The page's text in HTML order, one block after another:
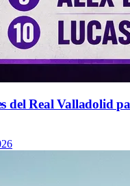
del Real Valladolid